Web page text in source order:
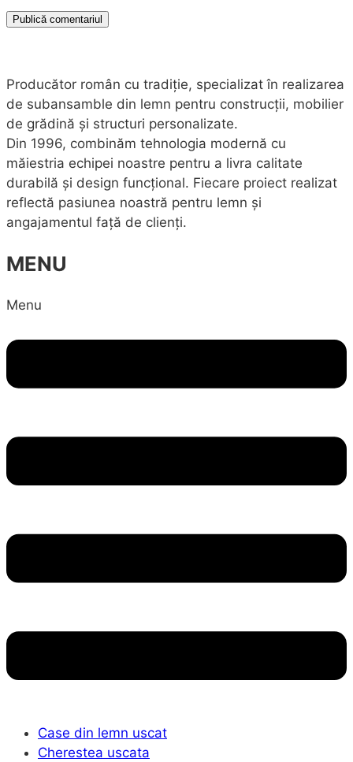
Producător român cu tradiție, specializat în realizarea
de subansamble din lemn pentru construcții, mobilier
de grădină și structuri personalizate.
Din 1996, combinăm tehnologia modernă cu
măiestria echipei noastre pentru a livra calitate
durabilă și design funcțional. Fiecare proiect realizat
reflectă pasiunea noastră pentru lemn și
angajamentul față de clienți.
MENU
Menu
Case din lemn uscat
Cherestea uscata